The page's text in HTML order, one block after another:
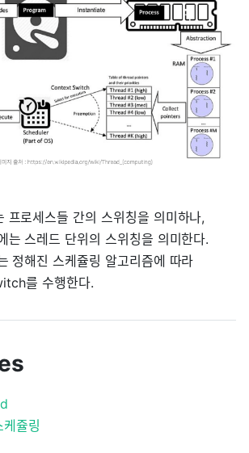
프로세스들 간의 스위칭을 의미하나,
는 스레드 단위의 스위칭을 의미한다.
정해진 스케쥴링 알고리즘에 따라
를 수행한다.
쥴링